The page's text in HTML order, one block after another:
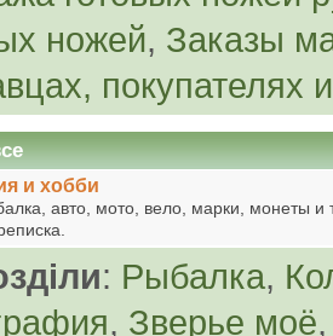
ножей, Заказы
покупателях
и хобби
авто, мото, вело, марки, монеты
: Рыбалка,
, Зверье моё